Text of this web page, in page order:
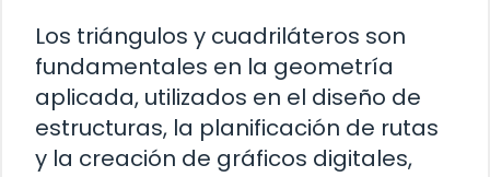
Los triángulos y cuadriláteros son
fundamentales en la geometría
aplicada, utilizados en el diseño de
estructuras, la planificación de rutas
y la creación de gráficos digitales,